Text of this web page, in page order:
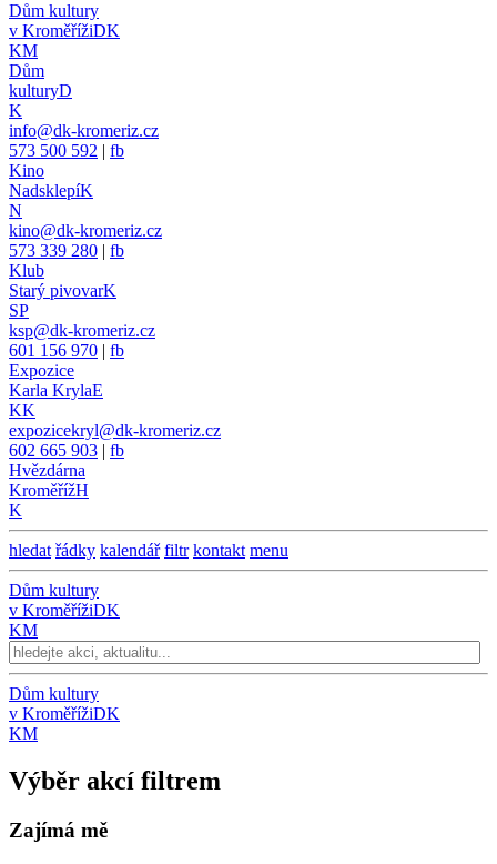
Dům kultury
v KroměřížiDK
KM
Dům
kulturyD
K
info@dk-kromeriz.cz
573 500 592 | fb
Kino
NadsklepíK
N
kino@dk-kromeriz.cz
573 339 280 | fb
Klub
Starý pivovarK
SP
ksp@dk-kromeriz.cz
601 156 970 | fb
Expozice
Karla KrylaE
KK
expozicekryl@dk-kromeriz.cz
602 665 903 | fb
Hvězdárna
KroměřížH
K
hledat řádky kalendář filtr kontakt menu
Dům kultury
v KroměřížiDK
KM
Dům kultury
v KroměřížiDK
KM
Výběr akcí filtrem
Zajímá mě